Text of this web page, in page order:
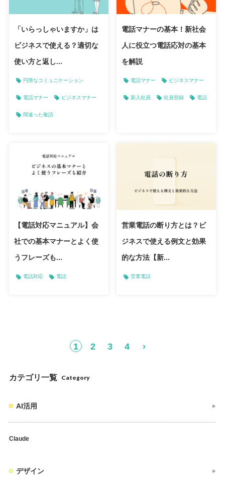
「いらっしゃいますか」は
ビジネスで使える？適切な
使い方と返し...
円滑なコミュニケーション
電話マナー ビジネスマナー
間違った敬語
電話マナーの基本！新社会
人に役立つ電話応対の基本
を解説
電話マナー ビジネスマナー
新入社員 社員登録 電話
【電話対応マニュアル】会
社での基本マナーとよく使
うフレーズも...
電話対応 電話
営業電話の断り方とは？ビ
ジネスで使える例文と効果
的な方法【新...
営業電話
1 2 3 4 ›
カテゴリ一覧 Category
AI活用
Claude
デザイン